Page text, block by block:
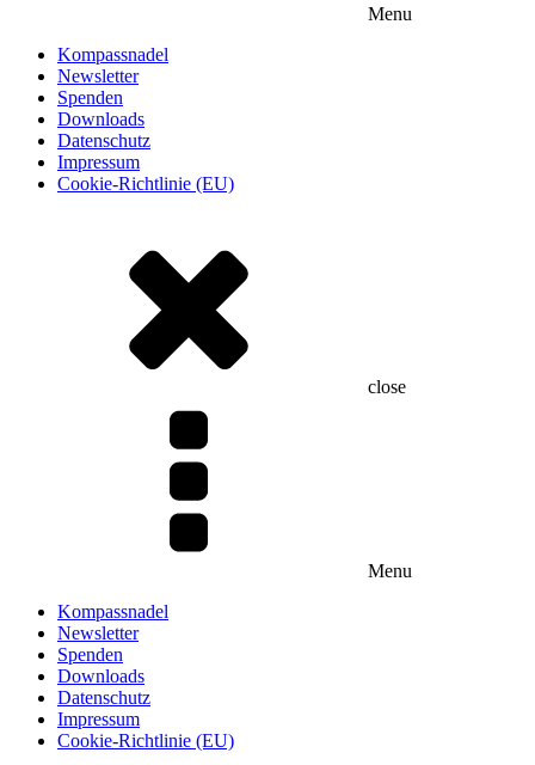
Menu
Kompassnadel
Newsletter
Spenden
Downloads
Datenschutz
Impressum
Cookie-Richtlinie (EU)
close
Menu
Kompassnadel
Newsletter
Spenden
Downloads
Datenschutz
Impressum
Cookie-Richtlinie (EU)